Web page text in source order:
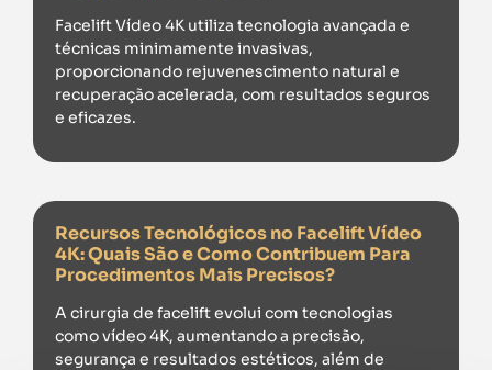
Facelift Vídeo 4K utiliza tecnologia avançada e
técnicas minimamente invasivas,
proporcionando rejuvenescimento natural e
recuperação acelerada, com resultados seguros
e eficazes.
Recursos Tecnológicos no Facelift Vídeo
4K: Quais São e Como Contribuem Para
Procedimentos Mais Precisos?
A cirurgia de facelift evolui com tecnologias
como vídeo 4K, aumentando a precisão,
segurança e resultados estéticos, além de